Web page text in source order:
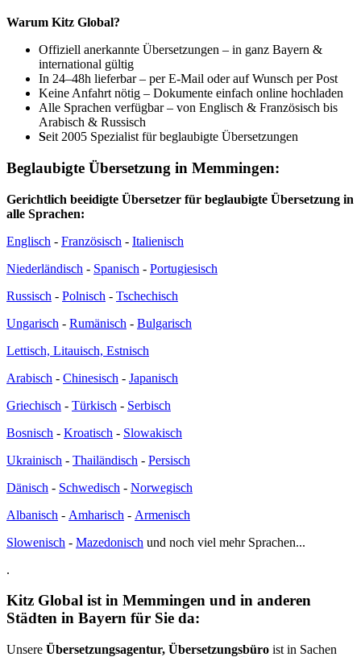
Warum Kitz Global?
Offiziell anerkannte Übersetzungen – in ganz Bayern &
international gültig
In 24–48h lieferbar – per E-Mail oder auf Wunsch per Post
Keine Anfahrt nötig – Dokumente einfach online hochladen
Alle Sprachen verfügbar – von Englisch & Französisch bis
Arabisch & Russisch
Seit 2005 Spezialist für beglaubigte Übersetzungen
Beglaubigte Übersetzung in Memmingen:
Gerichtlich beeidigte Übersetzer für beglaubigte Übersetzung in
alle Sprachen:
Englisch - Französisch - Italienisch
Niederländisch - Spanisch - Portugiesisch
Russisch - Polnisch - Tschechisch
Ungarisch - Rumänisch - Bulgarisch
Lettisch, Litauisch, Estnisch
Arabisch - Chinesisch - Japanisch
Griechisch - Türkisch - Serbisch
Bosnisch - Kroatisch - Slowakisch
Ukrainisch - Thailändisch - Persisch
Dänisch - Schwedisch - Norwegisch
Albanisch - Amharisch - Armenisch
Slowenisch - Mazedonisch und noch viel mehr Sprachen...
.
Kitz Global ist in Memmingen und in anderen
Städten in Bayern für Sie da:
Unsere Übersetzungsagentur, Übersetzungsbüro ist in Sachen